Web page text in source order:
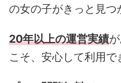
の女の子がきっと見つ
20年以上の運営実績
こそ、安心して利用で